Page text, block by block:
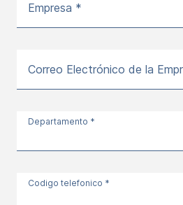
Empresa *
Correo Electrónico de la
Departamento *
Codigo telefonico *